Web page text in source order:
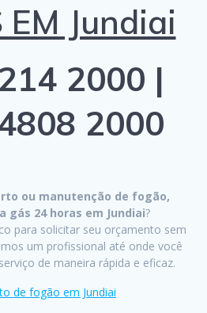
EM Jundiai
2000 |
2000
ou manutenção de fogão,
gás 24 horas em Jundiai?
para solicitar seu orçamento sem
um profissional até onde você
de maneira rápida e eficaz.